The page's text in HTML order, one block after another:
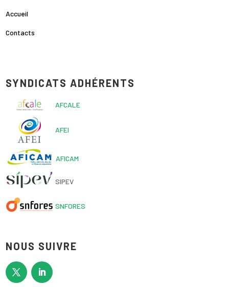
Accueil
Contacts
SYNDICATS ADHÉRENTS
AFCALE
AFEI
AFICAM
SIPEV
SNFORES
NOUS SUIVRE